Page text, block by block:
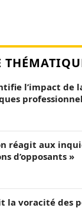
l’impact de
réagit aux
d’opposants »
la voracité des